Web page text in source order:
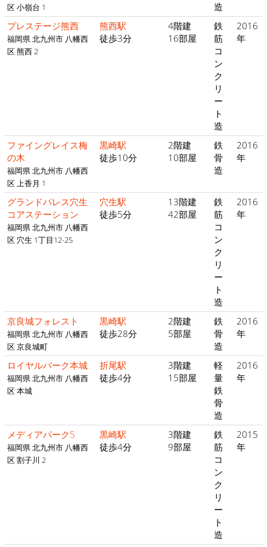
区 小嶺台 1
造
プレステージ熊西
福岡県 北九州市 八幡西
区 熊西 2
熊西駅
徒歩3分
4階建
16部屋
鉄
筋
コ
ン
ク
リ
ー
ト
造
2016
年
ファイングレイス梅
の木
福岡県 北九州市 八幡西
区 上香月 1
黒崎駅
徒歩10分
2階建
10部屋
鉄
骨
造
2016
年
グランドパレス穴生
コアステーション
福岡県 北九州市 八幡西
区 穴生 1丁目12-25
穴生駅
徒歩5分
13階建
42部屋
鉄
筋
コ
ン
ク
リ
ー
ト
造
2016
年
京良城フォレスト
福岡県 北九州市 八幡西
区 京良城町
黒崎駅
徒歩28分
2階建
5部屋
鉄
骨
造
2016
年
ロイヤルパーク本城
福岡県 北九州市 八幡西
区 本城
折尾駅
徒歩4分
3階建
15部屋
軽
量
鉄
骨
造
2016
年
メディアパーク5
福岡県 北九州市 八幡西
区 割子川 2
黒崎駅
徒歩4分
3階建
9部屋
鉄
筋
コ
ン
ク
リ
ー
ト
造
2015
年